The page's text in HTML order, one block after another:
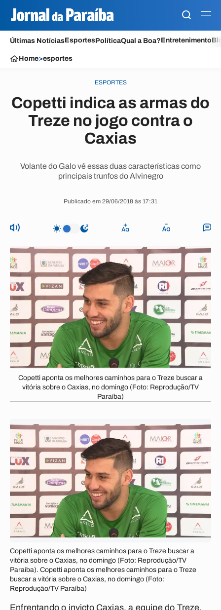
Últimas NotíciasEsportesPolíticaQual a Boa?Entretenimento
Home>esportes
ESPORTES
Copetti indica as armas do
Treze no jogo contra o
Caxias
Volante do Galo vê essas duas características como
principais trunfos do Alvinegro
Publicado em 29/06/2018 às 17:31
Copetti aponta os melhores caminhos para o Treze buscar a
vitória sobre o Caxias, no domingo (Foto: Reprodução/TV
Paraíba)
Copetti aponta os melhores caminhos para o Treze buscar a
vitória sobre o Caxias, no domingo (Foto: Reprodução/TV
Paraíba). Copetti aponta os melhores caminhos para o Treze
buscar a vitória sobre o Caxias, no domingo (Foto:
Reprodução/TV Paraíba)
Enfrentando o invicto Caxias, a equipe do Treze,